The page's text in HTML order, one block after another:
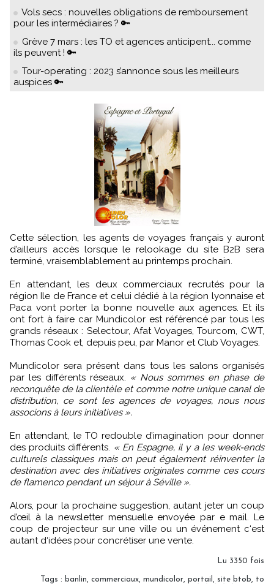
Vols secs : nouvelles obligations de remboursement
pour les intermédiaires ? 🔑
Grève 7 mars : les TO et agences anticipent... comme
ils peuvent ! 🔑
Tour-operating : 2023 s’annonce sous les meilleurs
auspices 🔑
Cette sélection, les agents de voyages français y auront
d’ailleurs accès lorsque le relookage du site B2B sera
terminé, vraisemblablement au printemps prochain.
En attendant, les deux commerciaux recrutés pour la
région Ile de France et celui dédié à la région lyonnaise et
Paca vont porter la bonne nouvelle aux agences. Et ils
ont fort à faire car Mundicolor est référencé par tous les
grands réseaux : Selectour, Afat Voyages, Tourcom, CWT,
Thomas Cook et, depuis peu, par Manor et Club Voyages.
Mundicolor sera présent dans tous les salons organisés
par les différents réseaux. « Nous sommes en phase de
reconquête de la clientèle et comme notre unique canal de
distribution, ce sont les agences de voyages, nous nous
associons à leurs initiatives ».
En attendant, le TO redouble d’imagination pour donner
des produits différents. « En Espagne, il y a les week-ends
culturels classiques mais on peut également réinventer la
destination avec des initiatives originales comme ces cours
de flamenco pendant un séjour à Séville ».
Alors, pour la prochaine suggestion, autant jeter un coup
d’œil à la newsletter mensuelle envoyée par e mail. Le
coup de projecteur sur une ville ou un événement c‘est
autant d‘idées pour concrétiser une vente.
Lu 3350 fois
Tags : banlin, commerciaux, mundicolor, portail , site btob, to